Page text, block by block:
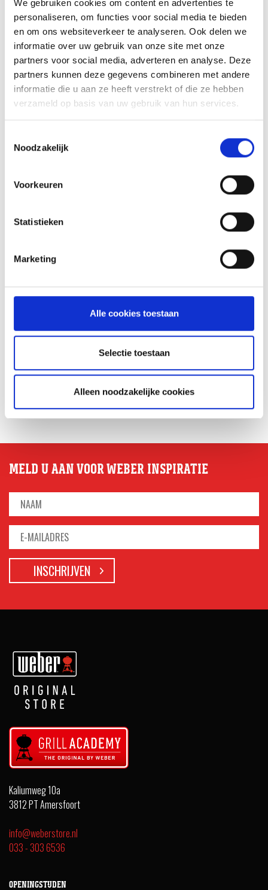
We gebruiken cookies om content en advertenties te
personaliseren, om functies voor social media te bieden
en om ons websiteverkeer te analyseren. Ook delen we
informatie over uw gebruik van onze site met onze
partners voor social media, adverteren en analyse. Deze
partners kunnen deze gegevens combineren met andere
informatie die u aan ze heeft verstrekt of die ze hebben
verzameld op basis van uw gebruik van hun services.
Noodzakelijk
Voorkeuren
Statistieken
Marketing
Alle cookies toestaan
Selectie toestaan
Alleen noodzakelijke cookies
TOUCH UIT DE DUTCH OVEN
RECEPT
MELD U AAN VOOR WEBER INSPIRATIE
Kaliumweg 10a
3812 PT Amersfoort
info@weberstore.nl
033 - 303 6536
OPENINGSTIJDEN